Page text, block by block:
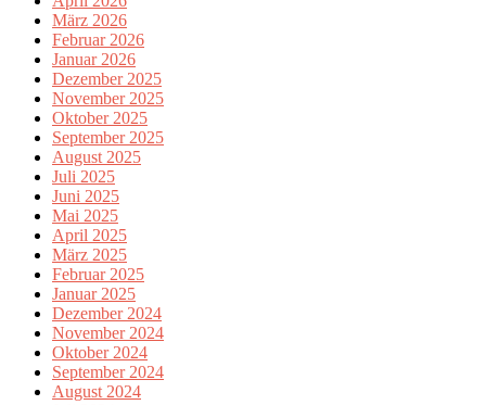
März 2026
Februar 2026
Januar 2026
Dezember 2025
November 2025
Oktober 2025
September 2025
August 2025
Juli 2025
Juni 2025
Mai 2025
April 2025
März 2025
Februar 2025
Januar 2025
Dezember 2024
November 2024
Oktober 2024
September 2024
August 2024